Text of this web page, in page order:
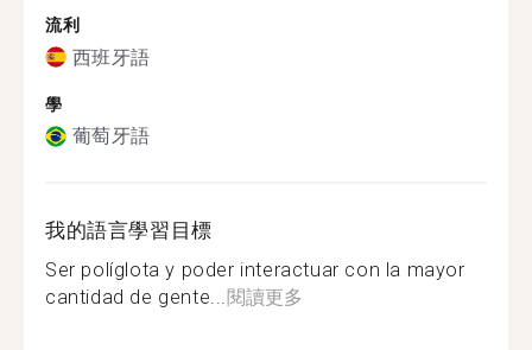
流利
西班牙語
學
葡萄牙語
我的語言學習目標
Ser políglota y poder interactuar con la mayor
cantidad de gente...閱讀更多